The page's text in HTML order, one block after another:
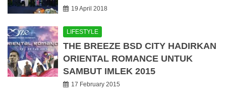
19 April 2018
LIFESTYLE
THE BREEZE BSD CITY HADIRKAN
ORIENTAL ROMANCE UNTUK
SAMBUT IMLEK 2015
17 February 2015